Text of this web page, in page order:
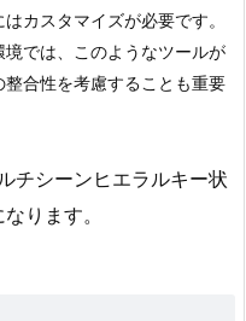
カスタマイズが必要です。
では、このようなツールが
合性を考慮することも重要
チシーンヒエラルキー状
ります。